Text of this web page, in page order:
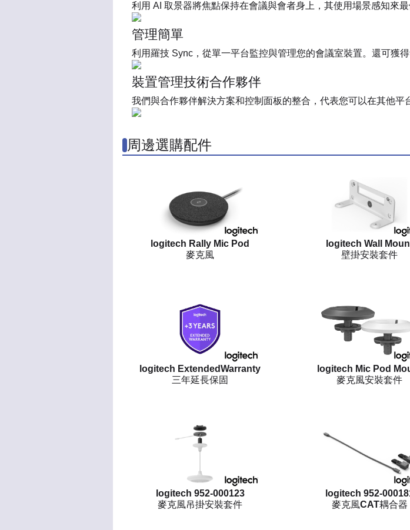
利用 AI 取景器將焦點保持在會議與會者身上，其使用場景感知來
管理簡單
利用羅技 Sync，從單一平台監控與管理您的會議室裝置。還可獲
裝置管理技術合作夥伴
我們與合作夥伴解決方案和控制面板的整合，代表您可以在其他平
周邊選購配件
logitech Rally Mic Pod
麥克風
logitech Wall
壁掛安裝套件
logitech ExtendedWarranty
三年延長保固
logitech Mic Pod
麥克風安裝套件
logitech 952-000123
麥克風吊掛安裝套件
logitech 952-
麥克風CAT耦合器